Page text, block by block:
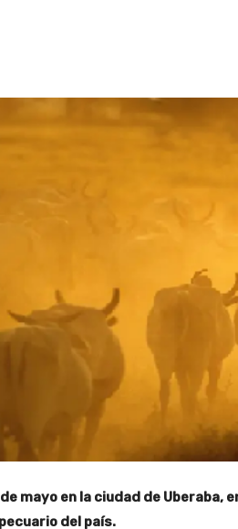
mayo en la ciudad de Uberaba,
del país.